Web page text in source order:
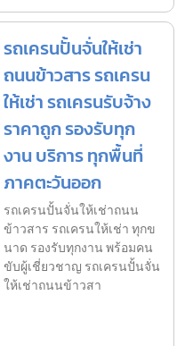
รถเครนปั้นจั่นให้เช่า
ถนนข้าวสาร รถเครน
ให้เช่า รถเครนรับจ้าง
ราคาถูก รองรับทุก
งาน บริการ ทุกพื้นที่
ภาคตะวันออก
รถเครนปั้นจั่นให้เช่าถนน
ข้าวสาร รถเครนให้เช่า ทุกข
นาด รองรับทุกงาน พร้อมคน
ขับผู้เชี่ยวชาญ รถเครนปั้นจั่น
ให้เช่าถนนข้าวสา